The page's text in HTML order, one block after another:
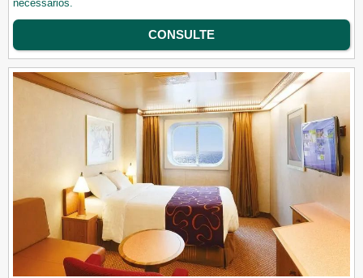
necessários.
CONSULTE